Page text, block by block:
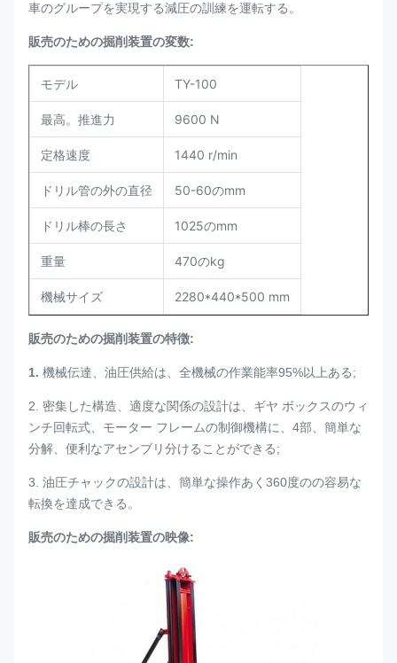
車のグループを実現する減圧の訓練を運転する。
販売のための掘削装置の変数:
モデル TY-100
最高。推進力 9600 N
定格速度 1440 r/min
ドリル管の外の直径 50-60のmm
ドリル棒の長さ 1025のmm
重量 470のkg
機械サイズ 2280*440*500 mm
販売のための掘削装置の特徴:
1. 機械伝達、油圧供給は、全機械の作業能率95%以上ある;
2. 密集した構造、適度な関係の設計は、ギヤ ボックスのウィ
ンチ回転式、モーター フレームの制御機構に、4部、簡単な
分解、便利なアセンブリ分けることができる;
3. 油圧チャックの設計は、簡単な操作あく360度のの容易な
転換を達成できる。
販売のための掘削装置の映像: